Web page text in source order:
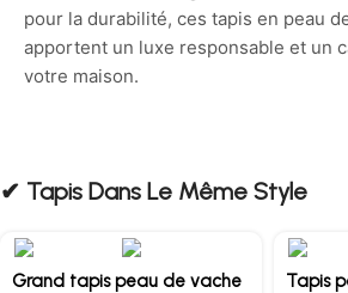
pour la durabilité, ces tapis en peau
apportent un luxe responsable et un
votre maison.
✔︎ Tapis Dans Le Même Style
Grand tapis peau de vache
Tapis